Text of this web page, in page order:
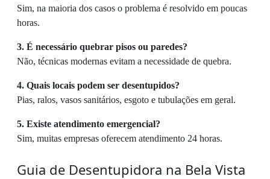
Sim, na maioria dos casos o problema é resolvido em poucas
horas.
3. É necessário quebrar pisos ou paredes?
Não, técnicas modernas evitam a necessidade de quebra.
4. Quais locais podem ser desentupidos?
Pias, ralos, vasos sanitários, esgoto e tubulações em geral.
5. Existe atendimento emergencial?
Sim, muitas empresas oferecem atendimento 24 horas.
Guia de Desentupidora na Bela Vista